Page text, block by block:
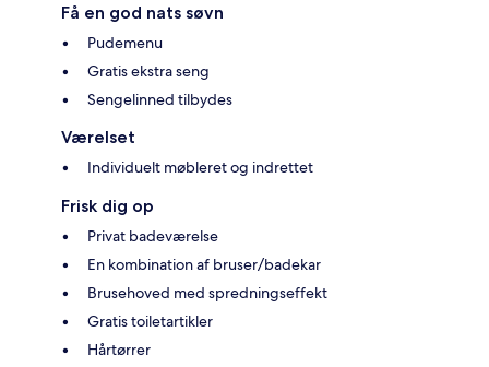
Få en god nats søvn
Pudemenu
Gratis ekstra seng
Sengelinned tilbydes
Værelset
Individuelt møbleret og indrettet
Frisk dig op
Privat badeværelse
En kombination af bruser/badekar
Brusehoved med spredningseffekt
Gratis toiletartikler
Hårtørrer